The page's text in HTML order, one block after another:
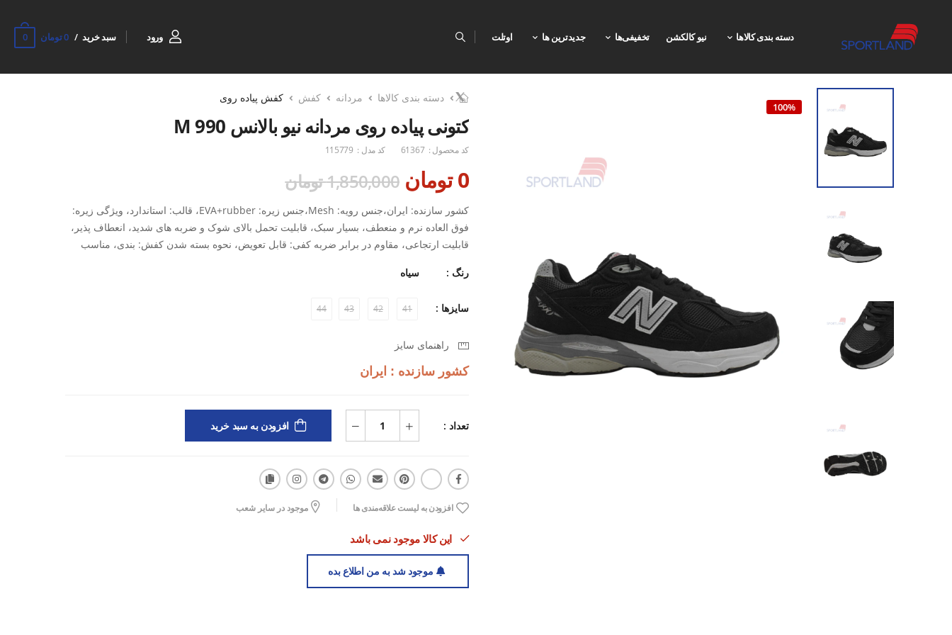
دسته بندی کالاها نیو کالکشن تخفیفی‌ها جدیدترین ها اوتلت ورود سبد خرید 0 تومان 0
100%
دسته بندی کالاها مردانه کفش کفش پیاده روی
کتونی پیاده روی مردانه نیو بالانس 990 M
کد محصول : 61367 کد مدل : 115779
0 تومان 1,850,000 تومان
کشور سازنده: ایران،جنس رویه: Mesh،جنس زیره: EVA+rubber، قالب: استاندارد، ویژگی زیره:
فوق العاده نرم و منعطف، بسیار سبک، قابلیت تحمل بالای شوک و ضربه های شدید، انعطاف پذیر،
قابلیت ارتجاعی، مقاوم در برابر ضربه کفی: قابل تعویض، نحوه بسته شدن کفش: بندی، مناسب
رنگ :
سیاه
سایزها : 41
42
43
44
راهنمای سایز
کشور سازنده : ایران
تعداد : افزودن به سبد خرید
افزودن به لیست علاقه‌مندی ها موجود در سایر شعب
این کالا موجود نمی باشد
موجود شد به من اطلاع بده